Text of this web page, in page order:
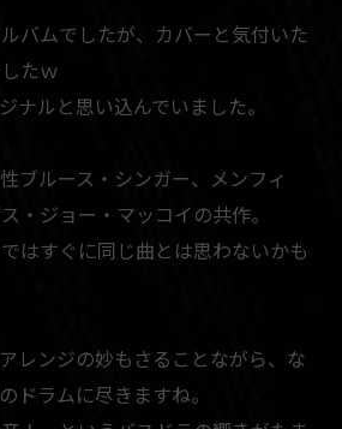
バムでしたが、カバーと気付いた
たｗ
ナルと思い込んでいました。
ブルース・シンガー、メンフィ
・ジョー・マッコイの共作。
はすぐに同じ曲とは思わないかも
レンジの妙もさることながら、な
ドラムに尽きますね。